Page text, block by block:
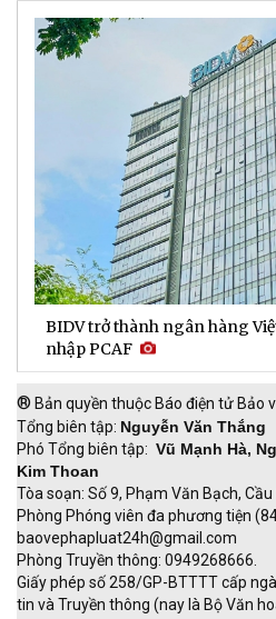
BIDV trở thành ngân hàng
nhập PCAF
® Bản quyền thuộc Báo điện tử Bảo
Tổng biên tập: Nguyễn Văn Thắng
Phó Tổng biên tập: Vũ Mạnh Hà,
Kim Thoan
Tòa soạn: Số 9, Phạm Văn Bạch, Cầu
Phòng Phóng viên đa phương tiện
baovephapluat24h@gmail.com
Phòng Truyền thông: 0949268666.
Giấy phép số 258/GP-BTTTT cấp
tin và Truyền thông (nay là Bộ Văn